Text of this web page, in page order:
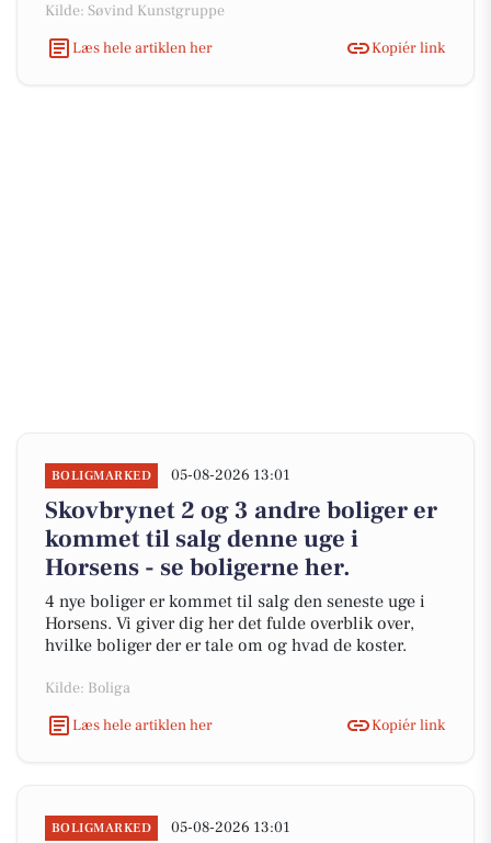
Kilde: Søvind Kunstgruppe
Læs hele artiklen her
Kopiér link
BOLIGMARKED 05-08-2026 13:01
Skovbrynet 2 og 3 andre boliger er
kommet til salg denne uge i
Horsens - se boligerne her.
4 nye boliger er kommet til salg den seneste uge i
Horsens. Vi giver dig her det fulde overblik over,
hvilke boliger der er tale om og hvad de koster.
Kilde: Boliga
Læs hele artiklen her
Kopiér link
BOLIGMARKED 05-08-2026 13:01